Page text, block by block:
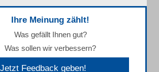
Ihre Meinung zählt!
Was gefällt Ihnen gut?
Was sollen wir verbessern?
Jetzt Feedback geben!